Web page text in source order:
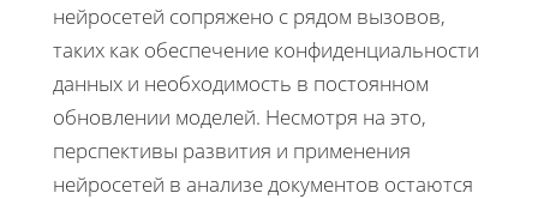
нейросетей сопряжено с рядом вызовов,
таких как обеспечение конфиденциальности
данных и необходимость в постоянном
обновлении моделей. Несмотря на это,
перспективы развития и применения
нейросетей в анализе документов остаются